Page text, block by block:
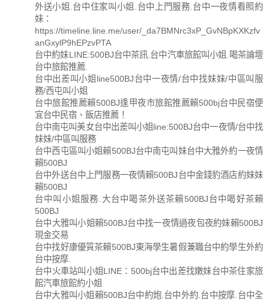
外送小姐.台中住家叫小姐.台中上門服務.台中一夜情看照約
妹：
https://timeline.line.me/user/_da7BMNrc3xP_GvNBpKXKzfv
anGxylP9hEPzvPTA
台中約妹LINE:500BJ台中茶訊.台中汽車旅館叫小姐.喝茶論壇
台中旅館推薦.
台中出差叫小姐line500BJ台中一夜情/台中找妹妹/中區叫服
務/西屯叫小姐
台中旅館推薦賴500BJ逢甲夜市旅館推薦賴500bj台中民宿便
宜台中民宿、飯店推薦！
台中南屯叫美女台中出差叫小姐line:500BJ台中一夜情/台中找
妹妹/中區叫服務
台中西屯區叫小姐賴500BJ台中南屯叫妹台中大雅外約一夜情
賴500BJ
台中外送台中上門服務一夜情賴500BJ台中金錢豹酒店約妹妹
賴500BJ
台中叫小姐服務.大台中喝茶外送茶賴500BJ台中喝好茶賴
500BJ
台中大雅叫小姐賴500BJ台中找一夜情過夜包夜約妹賴500BJ
現金交易
台中找好康優質茶賴500BJ東海學生暑假兼職台中約學生外約
台中按摩.
台中火車站叫小姐LINE：500bj台中出差找嫩妹台中茶住家旅
館汽車旅館約小姐
台中大雅叫小姐賴500BJ台中約炮.台中外約.台中按摩.台中全